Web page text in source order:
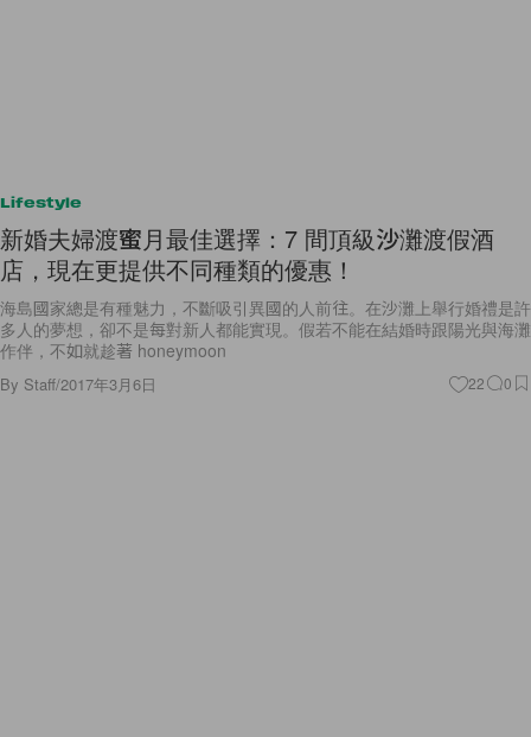
Lifestyle
新婚夫婦渡蜜月最佳選擇：7 間頂級沙灘渡假酒
店，現在更提供不同種類的優惠！
海島國家總是有種魅力，不斷吸引異國的人前往。在沙灘上舉行婚禮是許
多人的夢想，卻不是每對新人都能實現。假若不能在結婚時跟陽光與海灘
作伴，不如就趁著 honeymoon
By Staff/2017年3月6日 22 0